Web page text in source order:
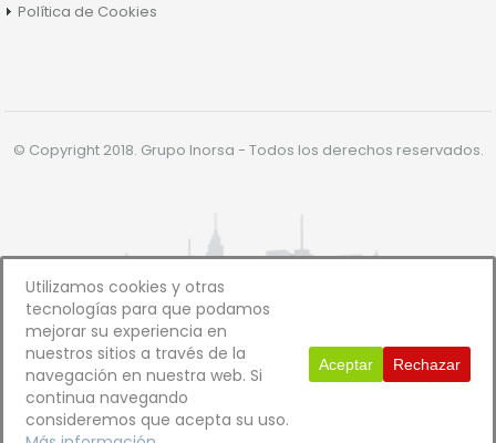
Política de Cookies
© Copyright 2018. Grupo Inorsa - Todos los derechos reservados.
Utilizamos cookies y otras
tecnologías para que podamos
mejorar su experiencia en
nuestros sitios a través de la
navegación en nuestra web. Si
continua navegando
consideremos que acepta su uso.
Aceptar Rechazar